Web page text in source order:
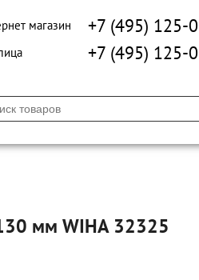
магазин +7 (495) 125-
+7 (495) 125-
мм WIHA 32325